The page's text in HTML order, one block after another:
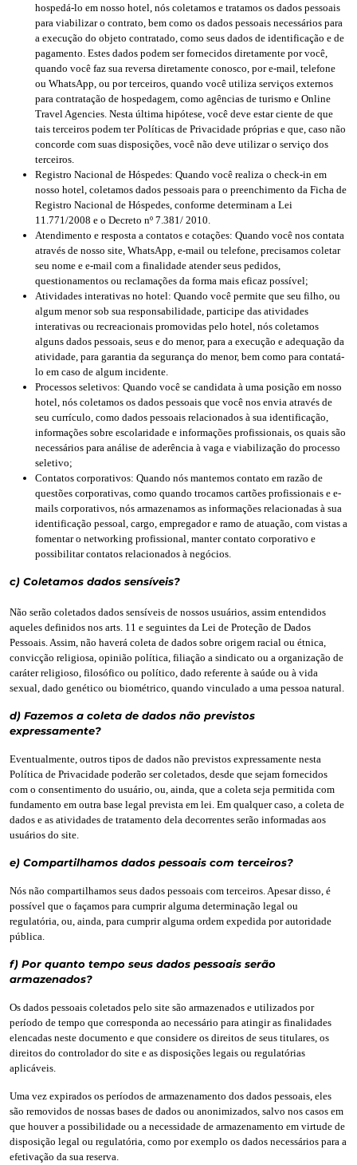
hospedá-lo em nosso hotel, nós coletamos e tratamos os dados pessoais
para viabilizar o contrato, bem como os dados pessoais necessários para
a execução do objeto contratado, como seus dados de identificação e de
pagamento. Estes dados podem ser fornecidos diretamente por você,
quando você faz sua reversa diretamente conosco, por e-mail, telefone
ou WhatsApp, ou por terceiros, quando você utiliza serviços externos
para contratação de hospedagem, como agências de turismo e Online
Travel Agencies. Nesta última hipótese, você deve estar ciente de que
tais terceiros podem ter Políticas de Privacidade próprias e que, caso não
concorde com suas disposições, você não deve utilizar o serviço dos
terceiros.
Registro Nacional de Hóspedes: Quando você realiza o check-in em
nosso hotel, coletamos dados pessoais para o preenchimento da Ficha de
Registro Nacional de Hóspedes, conforme determinam a Lei
11.771/2008 e o Decreto nº 7.381/ 2010.
Atendimento e resposta a contatos e cotações: Quando você nos contata
através de nosso site, WhatsApp, e-mail ou telefone, precisamos coletar
seu nome e e-mail com a finalidade atender seus pedidos,
questionamentos ou reclamações da forma mais eficaz possível;
Atividades interativas no hotel: Quando você permite que seu filho, ou
algum menor sob sua responsabilidade, participe das atividades
interativas ou recreacionais promovidas pelo hotel, nós coletamos
alguns dados pessoais, seus e do menor, para a execução e adequação da
atividade, para garantia da segurança do menor, bem como para contatá-
lo em caso de algum incidente.
Processos seletivos: Quando você se candidata à uma posição em nosso
hotel, nós coletamos os dados pessoais que você nos envia através de
seu currículo, como dados pessoais relacionados à sua identificação,
informações sobre escolaridade e informações profissionais, os quais são
necessários para análise de aderência à vaga e viabilização do processo
seletivo;
Contatos corporativos: Quando nós mantemos contato em razão de
questões corporativas, como quando trocamos cartões profissionais e e-
mails corporativos, nós armazenamos as informações relacionadas à sua
identificação pessoal, cargo, empregador e ramo de atuação, com vistas a
fomentar o networking profissional, manter contato corporativo e
possibilitar contatos relacionados à negócios.
c) Coletamos dados sensíveis?
Não serão coletados dados sensíveis de nossos usuários, assim entendidos
aqueles definidos nos arts. 11 e seguintes da Lei de Proteção de Dados
Pessoais. Assim, não haverá coleta de dados sobre origem racial ou étnica,
convicção religiosa, opinião política, filiação a sindicato ou a organização de
caráter religioso, filosófico ou político, dado referente à saúde ou à vida
sexual, dado genético ou biométrico, quando vinculado a uma pessoa natural.
d) Fazemos a coleta de dados não previstos
expressamente?
Eventualmente, outros tipos de dados não previstos expressamente nesta
Política de Privacidade poderão ser coletados, desde que sejam fornecidos
com o consentimento do usuário, ou, ainda, que a coleta seja permitida com
fundamento em outra base legal prevista em lei. Em qualquer caso, a coleta de
dados e as atividades de tratamento dela decorrentes serão informadas aos
usuários do site.
e) Compartilhamos dados pessoais com terceiros?
Nós não compartilhamos seus dados pessoais com terceiros. Apesar disso, é
possível que o façamos para cumprir alguma determinação legal ou
regulatória, ou, ainda, para cumprir alguma ordem expedida por autoridade
pública.
f) Por quanto tempo seus dados pessoais serão
armazenados?
Os dados pessoais coletados pelo site são armazenados e utilizados por
período de tempo que corresponda ao necessário para atingir as finalidades
elencadas neste documento e que considere os direitos de seus titulares, os
direitos do controlador do site e as disposições legais ou regulatórias
aplicáveis.
Uma vez expirados os períodos de armazenamento dos dados pessoais, eles
são removidos de nossas bases de dados ou anonimizados, salvo nos casos em
que houver a possibilidade ou a necessidade de armazenamento em virtude de
disposição legal ou regulatória, como por exemplo os dados necessários para a
efetivação da sua reserva.